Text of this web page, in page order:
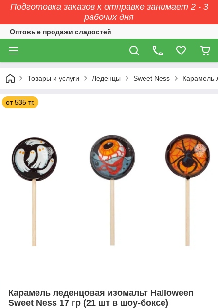
Подготовка заказов к отправке занимает 2 - 3
рабочих дня
Оптовые продажи сладостей
Товары и услуги Леденцы Sweet Ness Карамель
от 535 тг.
Карамель леденцовая изомальт Halloween
Sweet Ness 17 гр (21 шт в шоу-боксе)